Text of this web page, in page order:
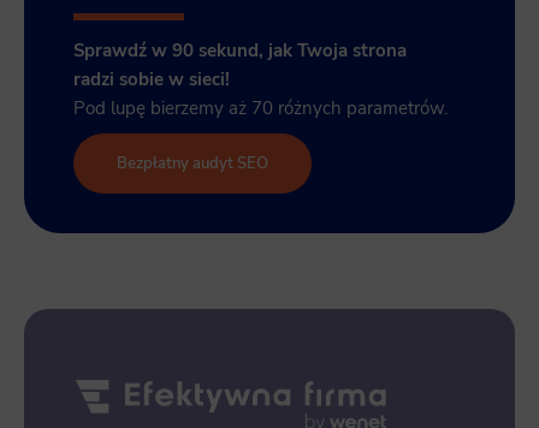
Sprawdź w 90 sekund, jak Twoja strona
radzi sobie w sieci!
Pod lupę bierzemy aż 70 różnych parametrów.
Bezpłatny audyt SEO